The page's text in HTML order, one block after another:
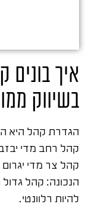
איך בונים
בשיווק
הגדרת קהל היא
קהל רחב מדי
קהל צר מדי יגרום
הנכונה: קהל
להיות רלוונטי.